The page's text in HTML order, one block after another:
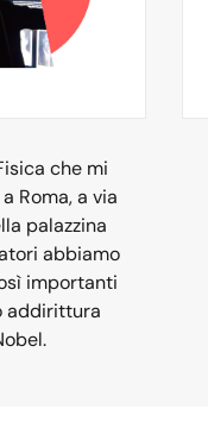
che mi
Roma, a via
palazzina
abbiamo
importanti
addirittura